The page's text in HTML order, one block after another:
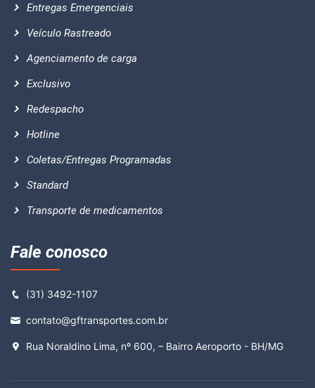
Entregas Emergenciais
Veículo Rastreado
Agenciamento de carga
Exclusivo
Redespacho
Hotline
Coletas/Entregas Programadas
Standard
Transporte de medicamentos
Fale conosco
(31) 3492-1107
contato@gftransportes.com.br
Rua Noraldino Lima, nº 600, – Bairro Aeroporto - BH/MG